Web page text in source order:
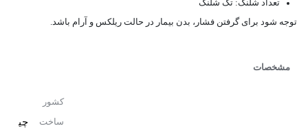
تعداد شلنگ: تک شلنگ
توجه شود برای گرفتن فشار، بدن بیمار در حالت ریلکس و آرام باشد.
مشخصات
کشور
ساخت
چی